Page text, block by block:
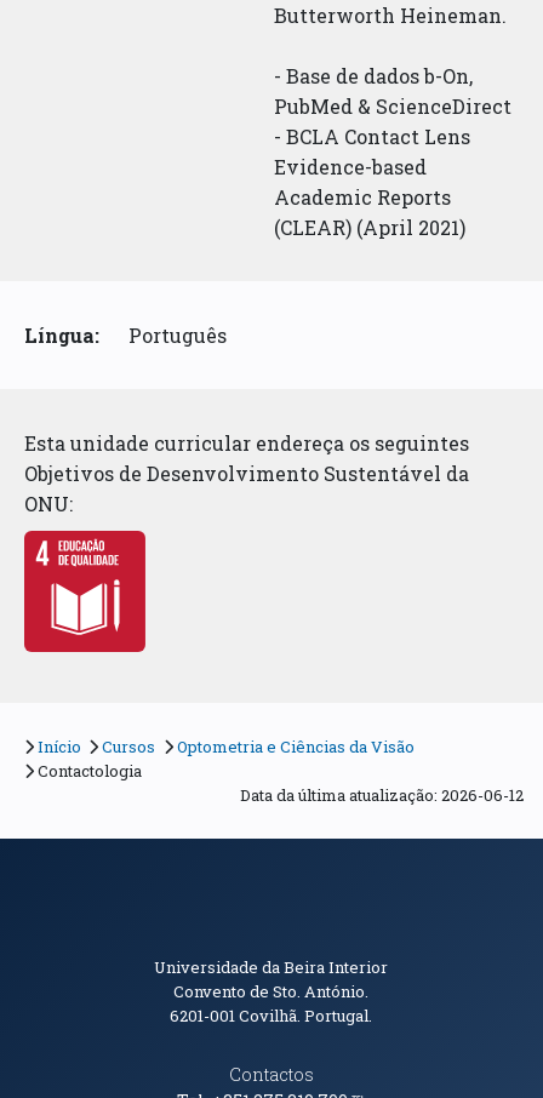
Butterworth Heineman.
- Base de dados b-On,
PubMed & ScienceDirect
- BCLA Contact Lens
Evidence-based
Academic Reports
(CLEAR) (April 2021)
Língua: Português
Esta unidade curricular endereça os seguintes
Objetivos de Desenvolvimento Sustentável da
ONU:
Início Cursos
Optometria e Ciências da Visão
Contactologia
Data da última atualização: 2026-06-12
Informações de Contacto
Universidade da Beira Interior
Convento de Sto. António.
6201-001Covilhã. Portugal.
Contactos